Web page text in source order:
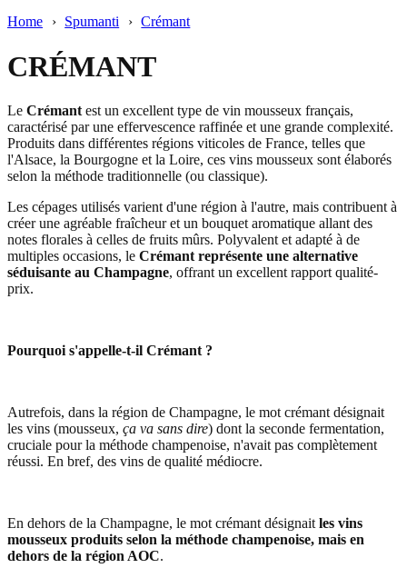
Home
› Spumanti › Crémant
CRÉMANT
Le Crémant est un excellent type de vin mousseux français,
caractérisé par une effervescence raffinée et une grande complexité.
Produits dans différentes régions viticoles de France, telles que
l'Alsace, la Bourgogne et la Loire, ces vins mousseux sont élaborés
selon la méthode traditionnelle (ou classique).
Les cépages utilisés varient d'une région à l'autre, mais contribuent à
créer une agréable fraîcheur et un bouquet aromatique allant des
notes florales à celles de fruits mûrs. Polyvalent et adapté à de
multiples occasions, le Crémant représente une alternative
séduisante au Champagne, offrant un excellent rapport qualité-
prix.
Pourquoi s'appelle-t-il Crémant ?
Autrefois, dans la région de Champagne, le mot crémant désignait
les vins (mousseux, ça va sans dire) dont la seconde fermentation,
cruciale pour la méthode champenoise, n'avait pas complètement
réussi. En bref, des vins de qualité médiocre.
En dehors de la Champagne, le mot crémant désignait les vins
mousseux produits selon la méthode champenoise, mais en
dehors de la région AOC.